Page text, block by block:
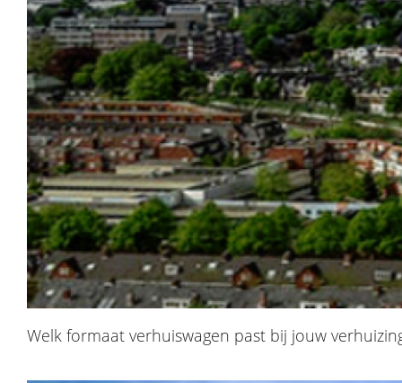
Welk formaat verhuiswagen past bij jouw